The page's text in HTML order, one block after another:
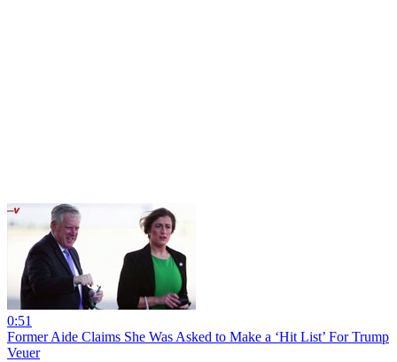
0:51
Former Aide Claims She Was Asked to Make a ‘Hit List’ For Trump
Veuer